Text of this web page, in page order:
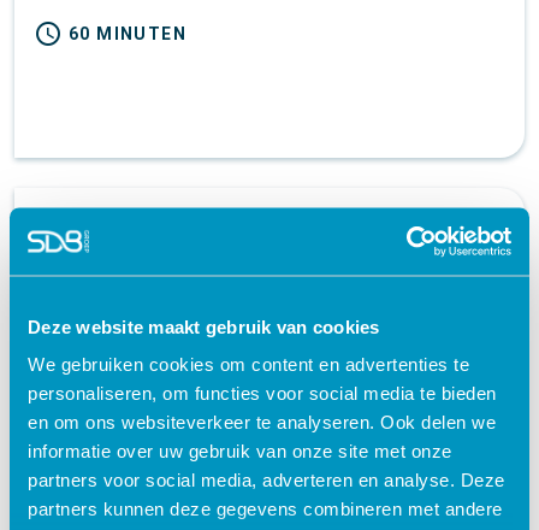
Deze website maakt gebruik van cookies
We gebruiken cookies om content en advertenties te
personaliseren, om functies voor social media te bieden
en om ons websiteverkeer te analyseren. Ook delen we
informatie over uw gebruik van onze site met onze
partners voor social media, adverteren en analyse. Deze
partners kunnen deze gegevens combineren met andere
schedule 60 MINUTEN
Basiszorg | Arrangement | e-learning
Zorg en welzijn